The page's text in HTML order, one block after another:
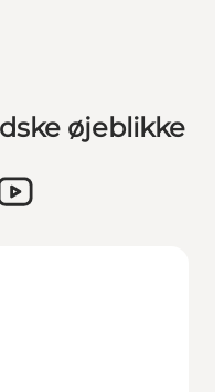
øjeblikke